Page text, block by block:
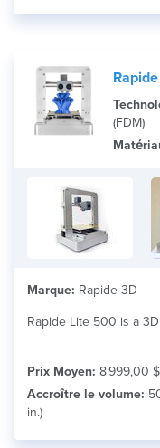
(FDM)
Marque: Rapide 3D
Rapide Lite 500 is a
Prix Moyen: 8 999,00
Accroître le volume:
in.)